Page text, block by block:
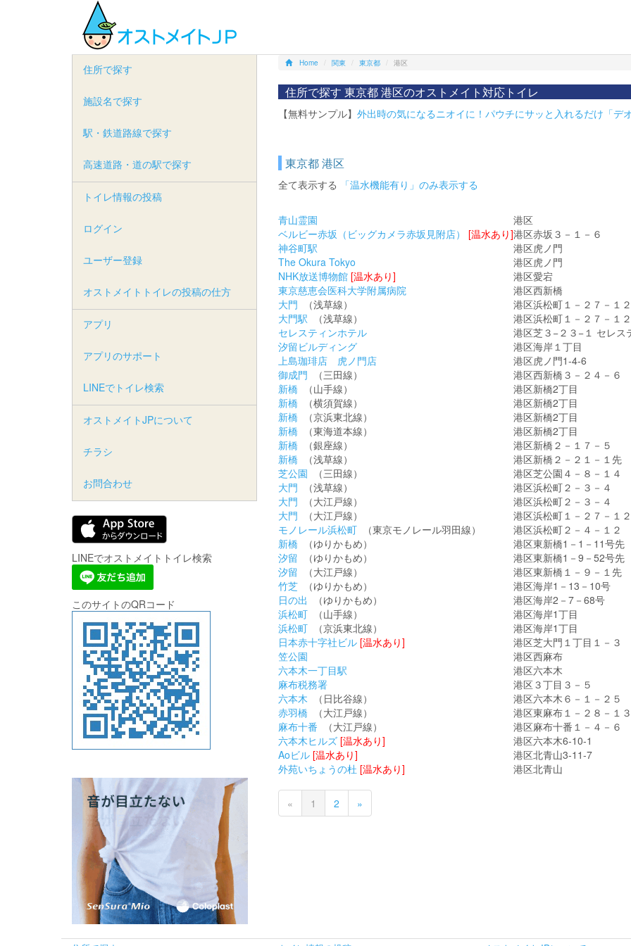
Home 関東 東京都 港区
住所で探す 東京都 港区のオストメイト対応トイレ
【無料サンプル】 外出時の気になるニオイに！パウチにサッと入れるだけ「デ
東京都 港区
全て表示する 「温水機能有り」のみ表示する
青山霊園
港区
ベルビー赤坂（ビッグカメラ赤坂見附店）
[温水あり]港区赤坂３－１－６
神谷町駅
港区虎ノ門
The Okura Tokyo
港区虎ノ門
NHK放送博物館 [温水あり]
港区愛宕
東京慈恵会医科大学附属病院
港区西新橋
大門 （浅草線）
港区浜松町１－２７－１２
大門駅 （浅草線）
港区浜松町１－２７－１２
セレスティンホテル
港区芝３−２３−１ セレス
汐留ビルディング
港区海岸１丁目
上島珈琲店 虎ノ門店
港区虎ノ門1-4-6
御成門 （三田線）
港区西新橋３－２４－６
新橋 （山手線）
港区新橋2丁目
新橋 （横須賀線）
港区新橋2丁目
新橋 （京浜東北線）
港区新橋2丁目
新橋 （東海道本線）
港区新橋2丁目
新橋 （銀座線）
港区新橋２－１７－５
新橋 （浅草線）
港区新橋２－２１－１先
芝公園 （三田線）
港区芝公園４－８－１４
大門 （浅草線）
港区浜松町２－３－４
大門 （大江戸線）
港区浜松町２－３－４
大門 （大江戸線）
港区浜松町１－２７－１２
モノレール浜松町（東京モノレール羽田線）
港区浜松町２－４－１２
新橋 （ゆりかもめ）
港区東新橋1－1－11号先
汐留 （ゆりかもめ）
港区東新橋1－9－52号先
汐留 （大江戸線）
港区東新橋１－９－１先
竹芝（ゆりかもめ）
港区海岸1－13－10号
日の出 （ゆりかもめ）
港区海岸2－7－68号
浜松町（山手線）
港区海岸1丁目
浜松町（京浜東北線）
港区海岸1丁目
日本赤十字社ビル [温水あり]
港区芝大門１丁目１－３
笠公園
港区西麻布
六本木一丁目駅
港区六本木
麻布税務署
港区３丁目３－５
六本木 （日比谷線）
港区六本木６－１－２５
赤羽橋 （大江戸線）
港区東麻布１－２８－１３
麻布十番 （大江戸線）
港区麻布十番１－４－６
六本木ヒルズ [温水あり]
港区六本木6-10-1
Aoビル [温水あり]
港区北青山3-11-7
外苑いちょうの杜 [温水あり] 港区北青山
« 1 2 »
住所で探す
施設名で探す
駅・鉄道路線で探す
高速道路・道の駅で探す
トイレ情報の投稿
ログイン
ユーザー登録
オストメイトトイレの投稿の仕方
アプリ
アプリのサポート
LINEでトイレ検索
オストメイトJPについて
チラシ
お問合わせ
LINEでオストメイトトイレ検索
このサイトのQRコード